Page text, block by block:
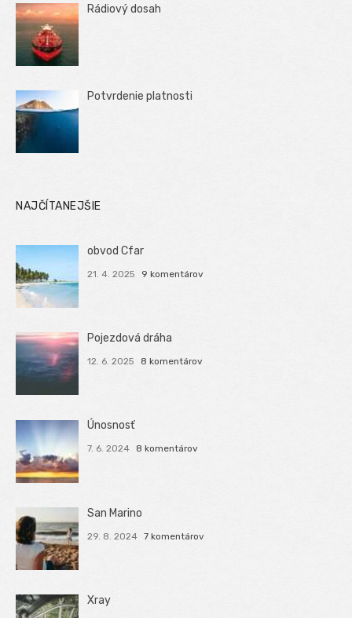
Rádiový dosah
Potvrdenie platnosti
NAJČÍTANEJŠIE
obvod Cfar
21. 4. 2025 9 komentárov
Pojezdová dráha
12. 6. 2025 8 komentárov
Únosnosť
7. 6. 2024 8 komentárov
San Marino
29. 8. 2024 7 komentárov
Xray